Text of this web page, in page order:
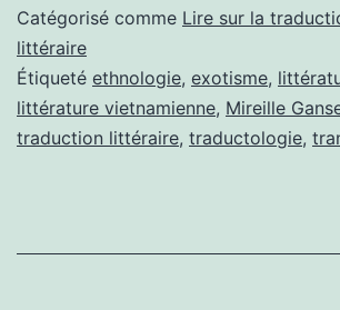
Catégorisé comme Lire sur la
littéraire
Étiqueté ethnologie, exotisme,
littérature vietnamienne, Mireille
traduction littéraire, traductologie,